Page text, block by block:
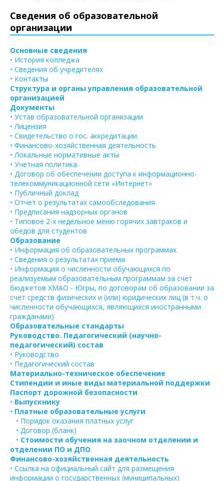
Сведения об образовательной
организации
Основные сведения
• История колледжа
• Сведения об учредителях
• Контакты
Структура и органы управления образовательной
организацией
Документы
• Устав образовательной организации
• Лицензия
• Свидетельство о гос. аккредитации
• Финансово-хозяйственная деятельность
• Локальные нормативные акты
• Учетная политика
• Договор об обеспечении доступа к информационно-
телекоммуникационной сети «Интернет»
• Публичный доклад
• Отчет о результатах самообследования
• Предписания надзорных органов
• Типовое 2-х недельное меню горячих завтраков и
обедов для студентов
Образование
• Информация об образовательных программах
• Сведения о результатах приема
• Информация о численности обучающихся по
реализуемым образовательным программам за счет
бюджетов ХМАО - Югры, по договорам об образовании за
счет средств физических и (или) юридических лиц (в т.ч. о
численности обучающихся, являющихся иностранными
гражданами)
Образовательные стандарты
Руководство. Педагогический (научно-
педагогический) состав
• Руководство
• Педагогический состав
Материально-техническое обеспечение
Стипендии и иные виды материальной поддержки
Паспорт дорожной безопасности
• Выпускнику
• Платные образовательные услуги
• Порядок оказания платных услуг
• Договор (бланк)
• Стоимости обучения на заочном отделении и
отделении ПО и ДПО
Финансово-хозяйственная деятельность
• Ссылка на официальный сайт для размещения
информации о государственных (муниципальных)